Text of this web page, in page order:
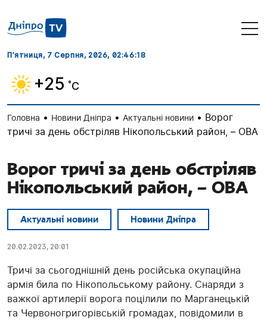
П’ятниця, 7 Серпня, 2026, 02:46:19
+25 ˚C
Головна • Новини Дніпра • Актуальні новини • Ворог
тричі за день обстрiляв Нiкопольський район, – ОВА
Ворог тричі за день обстрiляв
Нiкопольський район, – ОВА
Актуальні новини Новини Дніпра
20.02.2023, 20:01
Тричі за сьогоднішній день російська окупаційна
армія била по Нікопольському району. Снаряди з
важкої артилерії ворога поцілили по Марганецькій
та Червоногригорівській громадах, повідомили в